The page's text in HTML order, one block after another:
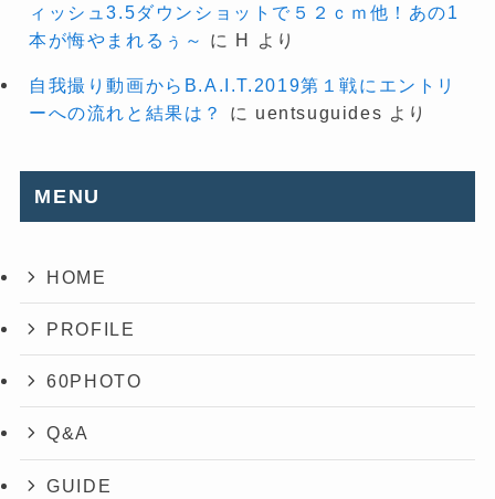
ィッシュ3.5ダウンショットで５２ｃｍ他！あの1
本が悔やまれるぅ～
に H より
自我撮り動画からB.A.I.T.2019第１戦にエントリ
ーへの流れと結果は？
に uentsuguides より
MENU
HOME
PROFILE
60PHOTO
Q&A
GUIDE